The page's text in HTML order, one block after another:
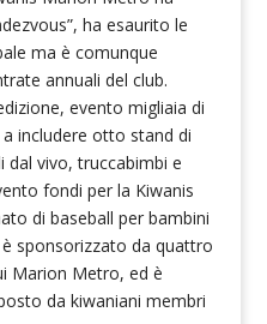
ha esaurito le
ma è comunque
annuali del club.
evento migliaia di
includere otto stand di
dal vivo, truccabimbi e
fondi per la Kiwanis
di baseball per bambini
sponsorizzato da quattro
Marion Metro, ed è
da kiwaniani membri